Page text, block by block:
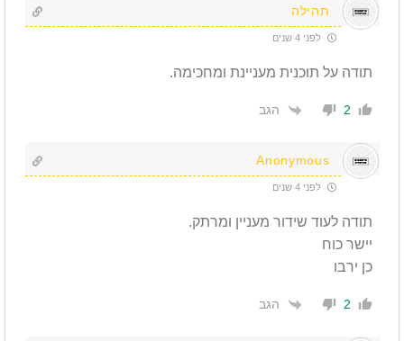
תהילה
לפני 4 שנים
תודה על תוכנית מעניינת ומחכימה.
2 הגב
Anonymous
לפני 4 שנים
תודה לעוד שידור מעניין ומרתק.
יישר כוח
כן ירבו
2 הגב